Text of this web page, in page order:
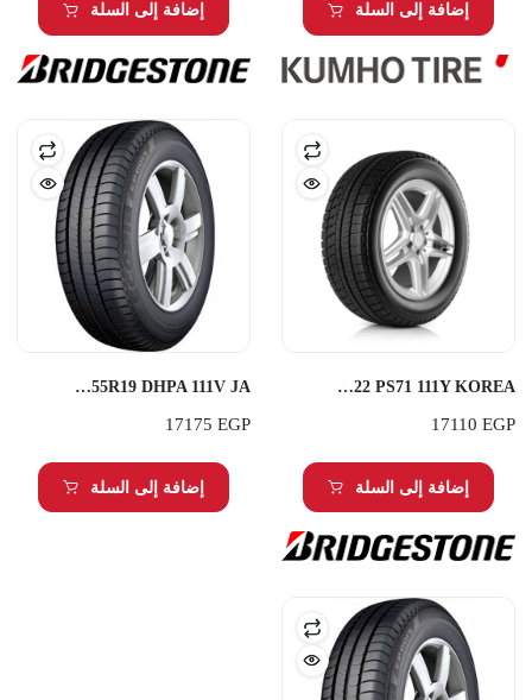
إضافة إلى السلة إضافة إلى السلة
Kumho 315/35ZR22 PS71 111Y KOREA
17110 EGP
إضافة إلى السلة
Bridgestone 255/55R19 DHPA 111V JA
17175EGP
إضافة إلى السلة